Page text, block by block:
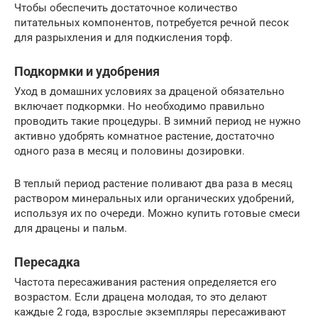
Чтобы обеспечить достаточное количество
питательных компонентов, потребуется речной песок
для разрыхления и для подкисления торф.
Подкормки и удобрения
Уход в домашних условиях за драценой обязательно
включает подкормки. Но необходимо правильно
проводить такие процедуры. В зимний период не нужно
активно удобрять комнатное растение, достаточно
одного раза в месяц и половины дозировки.
В теплый период растение поливают два раза в месяц
раствором минеральных или органических удобрений,
используя их по очереди. Можно купить готовые смеси
для драцены и пальм.
Пересадка
Частота пересаживания растения определяется его
возрастом. Если драцена молодая, то это делают
каждые 2 года, взрослые экземпляры пересаживают